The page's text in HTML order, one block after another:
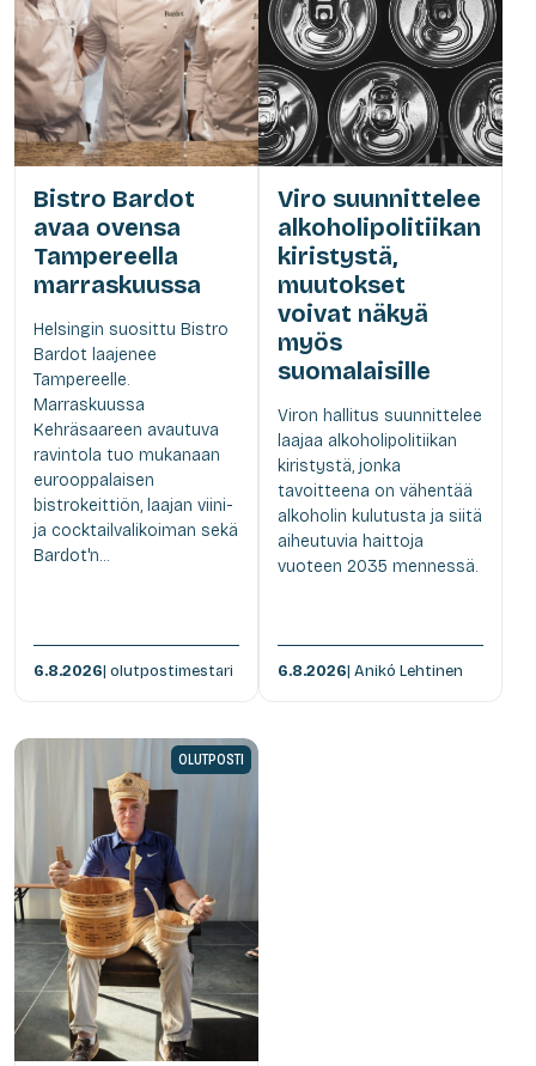
Bistro Bardot
avaa ovensa
Tampereella
marraskuussa
Helsingin suosittu Bistro
Bardot laajenee
Tampereelle.
Marraskuussa
Kehräsaareen avautuva
ravintola tuo mukanaan
eurooppalaisen
bistrokeittiön, laajan viini-
ja cocktailvalikoiman sekä
Bardot'n...
6.8.2026| olutpostimestari
Viro suunnittelee
alkoholipolitiikan
kiristystä,
muutokset
voivat näkyä
myös
suomalaisille
Viron hallitus suunnittelee
laajaa alkoholipolitiikan
kiristystä, jonka
tavoitteena on vähentää
alkoholin kulutusta ja siitä
aiheutuvia haittoja
vuoteen 2035 mennessä.
6.8.2026| Anikó Lehtinen
OLUTPOSTI